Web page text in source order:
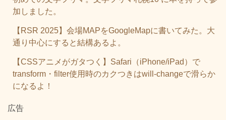
加しました。
【RSR 2025】会場MAPをGoogleMapに書いてみた。大
通り中心にすると結構あるよ。
【CSSアニメがガタつく】Safari（iPhone/iPad）で
transform・filter使用時のカクつきはwill-changeで滑らか
になるよ！
広告